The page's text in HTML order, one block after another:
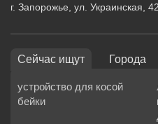
г. Запорожье, ул. Украинская, 42
Сейчас ищут Города
устройство для косой
бейки